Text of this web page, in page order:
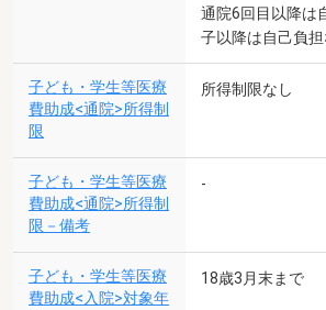
通院6回目以降は
子以降は自己負担
子ども・学生等医療
費助成<通院>所得制
限
所得制限なし
子ども・学生等医療
費助成<通院>所得制
限－備考
-
子ども・学生等医療
費助成<入院>対象年
18歳3月末まで